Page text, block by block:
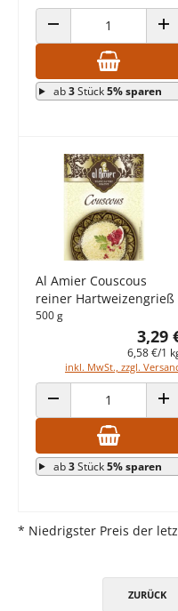
ANZAHL VERRINGERN
ab3Stück5% sparen
Al Amier Couscous
reiner Hartweizengrieß
500 g
3,29
6,58 €/1
inkl. MwSt., zzgl.
ANZAHL VERRINGERN
ab3Stück5% sparen
* Niedrigster Preis der
ZURÜCK